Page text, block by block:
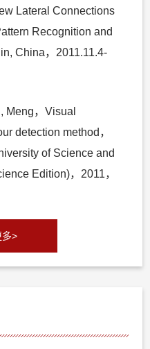
Lateral Connections
Recognition and
China，2011.11.4-
Meng，Visual
detection method，
of Science and
Edition)，2011，
多>